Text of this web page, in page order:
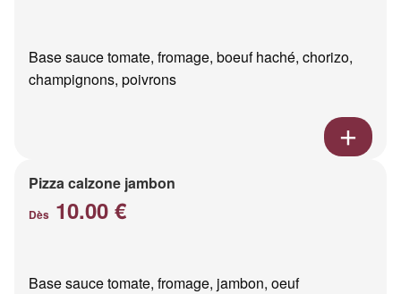
Base sauce tomate, fromage, boeuf haché, chorizo,
champignons, poivrons
Pizza calzone jambon
Dès 10.00 €
Base sauce tomate, fromage, jambon, oeuf